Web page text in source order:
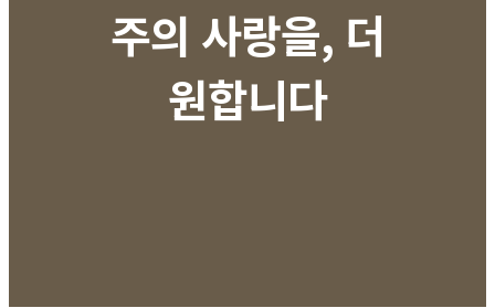
주의 사랑을, 더
원합니다